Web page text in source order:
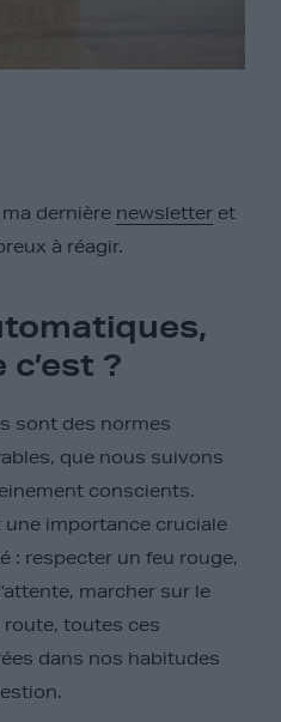
dernière newsletter et
à réagir.
c’est ?
sont des normes
que nous suivons
conscients.
importance cruciale
: respecter un feu rouge,
marcher sur le
toutes ces
dans nos habitudes